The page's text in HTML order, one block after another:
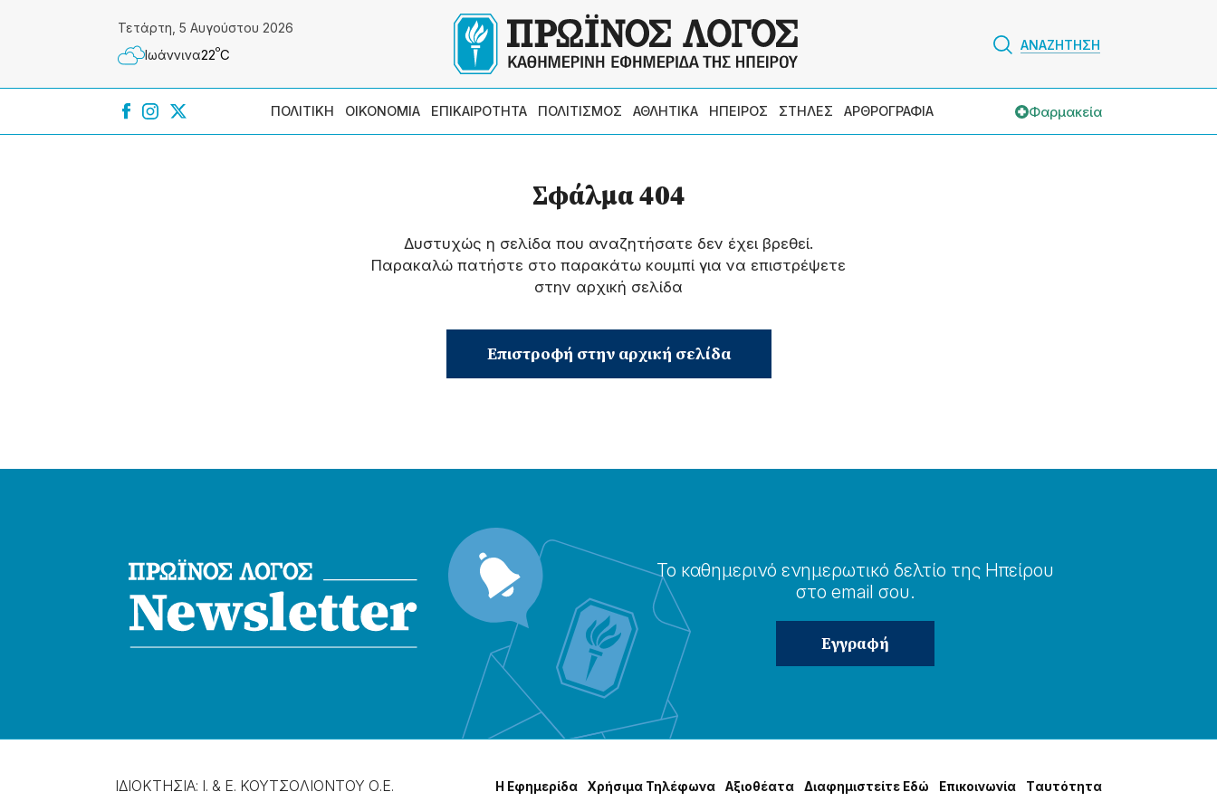
Τετάρτη, 5 Αυγούστου 2026
Ιωάννɩνα22ºC
ΑΝΑΖΗΤΗΣΗ
ΠΟΛΙΤΙΚΗ ΟΙΚΟΝΟΜΙΑ ΕΠΙΚΑΙΡΟΤΗΤΑ ΠΟΛΙΤΙΣΜΟΣ ΑΘΛΗΤΙΚΑ ΗΠΕΙΡΟΣ ΣΤΗΛΕΣ ΑΡΘΡΟΓΡΑΦΙΑ Φαρμακεία
Σφάλμα 404
Δυστυχώς η σελίδα που αναζητήσατε δεν έχει βρεθεί.
Παρακαλώ πατήστε στο παρακάτω κουμπί για να επιστρέψετε
στην αρχική σελίδα
Επιστροφή στην αρχική σελίδα
Το καθημερɩνό ενημερωτɩκό δελτίο της Ηπείρου
στο email σου.
ΙΔΙΟΚΤΗΣΙΑ: Ι. & Ε. ΚΟΥΤΣΟΛΙΟΝΤΟΥ Ο.Ε. Η Εφημερίδα Χρήσɩμα Τηλέφωνα Αξɩοθέατα Δɩαφημɩστείτε Εδώ Επɩκοɩνωνία Tαυτότητα